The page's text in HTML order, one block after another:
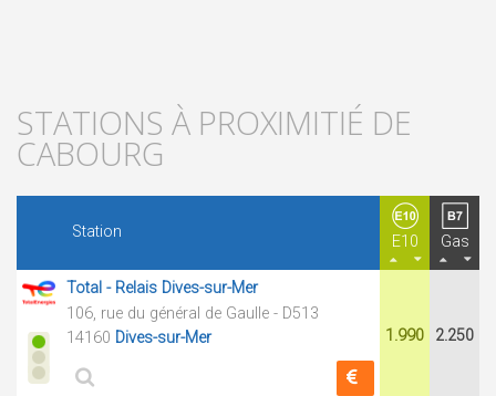
STATIONS À PROXIMITIÉ DE
CABOURG
Station
E10 Gas
Total - Relais Dives-sur-Mer
106, rue du général de Gaulle - D513
14160 Dives-sur-Mer 1.990 2.250